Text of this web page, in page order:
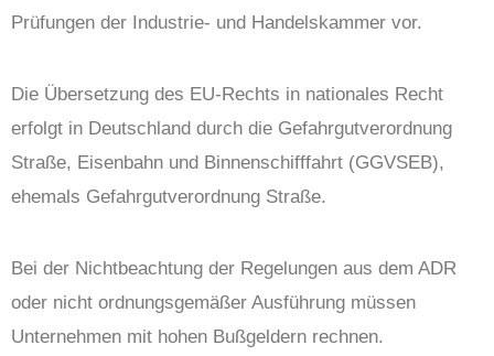
Prüfungen der Industrie- und Handelskammer vor.
Die Übersetzung des EU-Rechts in nationales Recht
erfolgt in Deutschland durch die Gefahrgutverordnung
Straße, Eisenbahn und Binnenschifffahrt (GGVSEB),
ehemals Gefahrgutverordnung Straße.
Bei der Nichtbeachtung der Regelungen aus dem ADR
oder nicht ordnungsgemäßer Ausführung müssen
Unternehmen mit hohen Bußgeldern rechnen.